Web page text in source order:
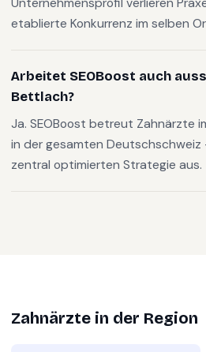
etablierte Konkurrenz im selben
Arbeitet SEOBoost auch
Bettlach?
Ja. SEOBoost betreut Zahnärzte
in der gesamten Deutschschweiz
zentral optimierten Strategie aus.
Zahnärzte in der Region